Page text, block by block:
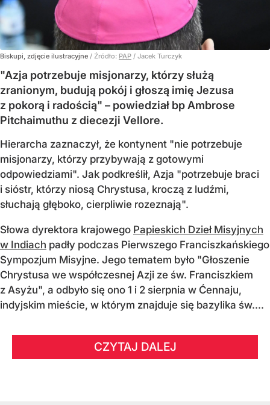
Biskupi, zdjęcie ilustracyjne / Źródło: PAP / Jacek Turczyk
"Azja potrzebuje misjonarzy, którzy służą
zranionym, budują pokój i głoszą imię Jezusa
z pokorą i radością" – powiedział bp Ambrose
Pitchaimuthu z diecezji Vellore.
Hierarcha zaznaczył, że kontynent "nie potrzebuje
misjonarzy, którzy przybywają z gotowymi
odpowiedziami". Jak podkreślił, Azja "potrzebuje braci
i sióstr, którzy niosą Chrystusa, kroczą z ludźmi,
słuchają głęboko, cierpliwie rozeznają".
Słowa dyrektora krajowego Papieskich Dzieł Misyjnych
w Indiach padły podczas Pierwszego Franciszkańskiego
Sympozjum Misyjne. Jego tematem było "Głoszenie
Chrystusa we współczesnej Azji ze św. Franciszkiem
z Asyżu", a odbyło się ono 1 i 2 sierpnia w Ćennaju,
indyjskim mieście, w którym znajduje się bazylika św....
CZYTAJ DALEJ